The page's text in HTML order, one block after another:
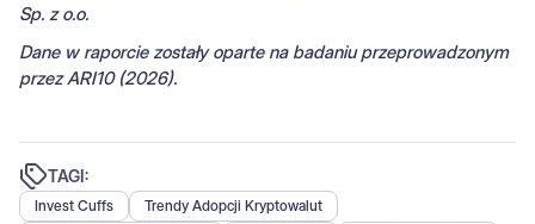
Sp. z o.o.
Dane w raporcie zostały oparte na badaniu przeprowadzonym
przez ARI10 (2026).
TAGI:
Invest Cuffs
Trendy Adopcji Kryptowalut